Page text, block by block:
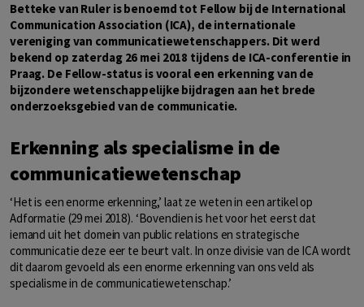
Betteke van Ruler is benoemd tot Fellow bij de International
Communication Association (ICA), de internationale
vereniging van communicatiewetenschappers. Dit werd
bekend op zaterdag 26 mei 2018 tijdens de ICA-conferentie in
Praag. De Fellow-status is vooral een erkenning van de
bijzondere wetenschappelijke bijdragen aan het brede
onderzoeksgebied van de communicatie.
Erkenning als specialisme in de
communicatiewetenschap
‘Het is een enorme erkenning,’ laat ze weten in een artikel op
Adformatie (29 mei 2018). ‘Bovendien is het voor het eerst dat
iemand uit het domein van public relations en strategische
communicatie deze eer te beurt valt. In onze divisie van de ICA wordt
dit daarom gevoeld als een enorme erkenning van ons veld als
specialisme in de communicatiewetenschap.’